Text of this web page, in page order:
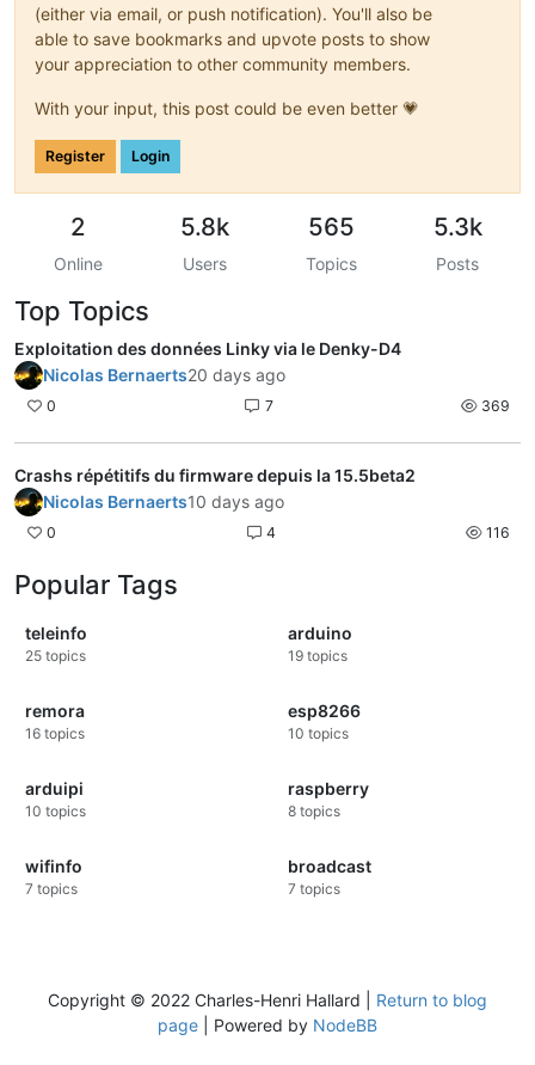
(either via email, or push notification). You'll also be
able to save bookmarks and upvote posts to show
your appreciation to other community members.
With your input, this post could be even better 💗
Register Login
2
Online
5.8k
Users
565
Topics
5.3k
Posts
Top Topics
Exploitation des données Linky via le Denky-D4
Nicolas Bernaerts20 days ago
0 7 369
Crashs répétitifs du firmware depuis la 15.5beta2
Nicolas Bernaerts10 days ago
0 4 116
Popular Tags
teleinfo
25 topics
arduino
19 topics
remora
16 topics
esp8266
10 topics
arduipi
10 topics
raspberry
8 topics
wifinfo
7 topics
broadcast
7 topics
Copyright © 2022 Charles-Henri Hallard | Return to blog
page | Powered by NodeBB